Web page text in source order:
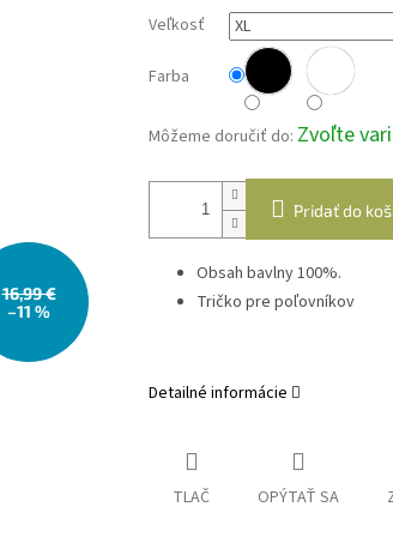
16,99 €
–11 %
Veľkosť
Farba
Môžeme doručiť do: Zvoľte
Pridať do
Obsah bavlny 100%.
Tričko pre poľovníkov
Detailné informácie
TLAČ OPÝTAŤ SA